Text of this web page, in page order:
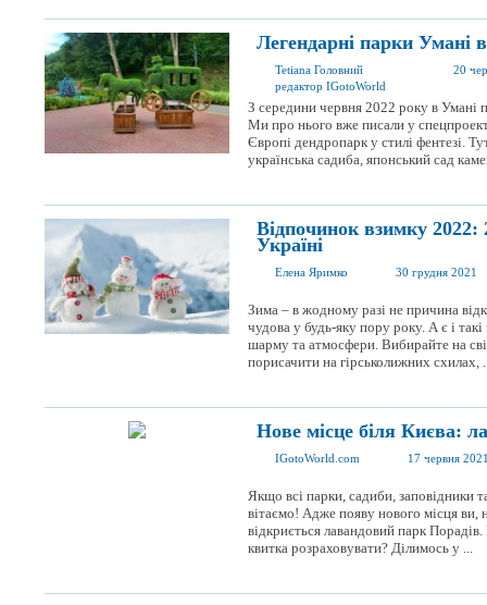
Легендарні парки Умані
Tetiana Головний
редактор IGotoWorld
20
З середини червня 2022 року в Умані
Ми про нього вже писали у
Європі дендропарк у стилі фентезі.
українська садиба, японський сад
Відпочинок взимку 2022:
Україні
Елена Яримко 30 грудня 2021
Зима – в жодному разі не причина
чудова у будь-яку пору року. А є і
шарму та атмосфери. Вибирайте на
порисачити на гірськолижних схилах,
Нове місце біля Києва:
IGotoWorld.com 17 червня
Якщо всі парки, садиби, заповідники
вітаємо! Адже появу нового місця ви,
відкриється лавандовий парк
квитка розраховувати? Ділимось у ...